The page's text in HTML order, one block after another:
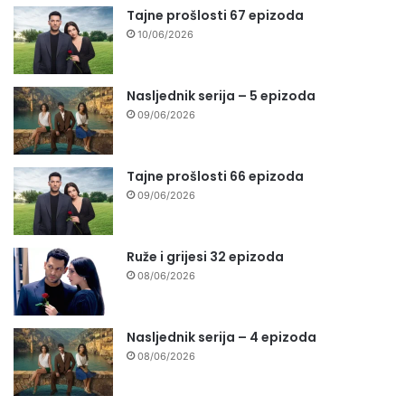
Tajne prošlosti 67 epizoda
10/06/2026
Nasljednik serija – 5 epizoda
09/06/2026
Tajne prošlosti 66 epizoda
09/06/2026
Ruže i grijesi 32 epizoda
08/06/2026
Nasljednik serija – 4 epizoda
08/06/2026